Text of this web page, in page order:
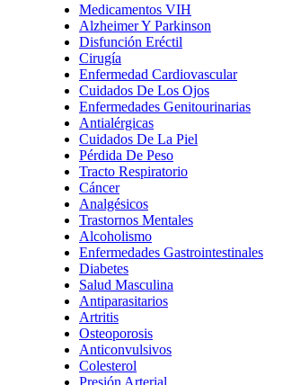
Medicamentos VIH
Alzheimer Y Parkinson
Disfunción Eréctil
Cirugía
Enfermedad Cardiovascular
Cuidados De Los Ojos
Enfermedades Genitourinarias
Antialérgicas
Cuidados De La Piel
Pérdida De Peso
Tracto Respiratorio
Cáncer
Analgésicos
Trastornos Mentales
Alcoholismo
Enfermedades Gastrointestinales
Diabetes
Salud Masculina
Antiparasitarios
Artritis
Osteoporosis
Anticonvulsivos
Colesterol
Presión Arterial